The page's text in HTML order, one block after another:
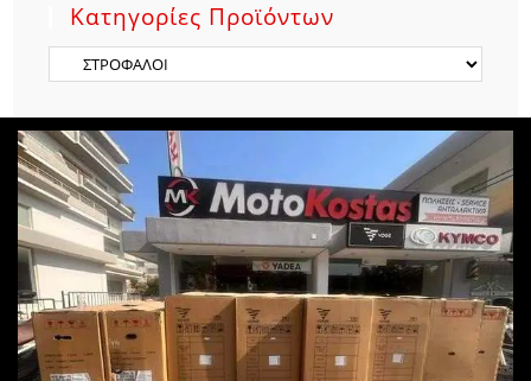
Κατηγορίες Προϊόντων